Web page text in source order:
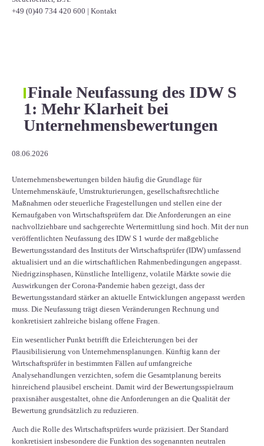
+49 (0)40 734 420 600 | Kontakt
Finale Neufassung des IDW S
1: Mehr Klarheit bei
Unternehmensbewertungen
08.06.2026
Unternehmensbewertungen bilden häufig die Grundlage für
Unternehmenskäufe, Umstrukturierungen, gesellschaftsrechtliche
Maßnahmen oder steuerliche Fragestellungen und stellen eine der
Kernaufgaben von Wirtschaftsprüfern dar. Die Anforderungen an eine
nachvollziehbare und sachgerechte Wertermittlung sind hoch. Mit der nun
veröffentlichten Neufassung des IDW S 1 wurde der maßgebliche
Bewertungsstandard des Instituts der Wirtschaftsprüfer (IDW) umfassend
aktualisiert und an die wirtschaftlichen Rahmenbedingungen angepasst.
Niedrigzinsphasen, Künstliche Intelligenz, volatile Märkte sowie die
Auswirkungen der Corona-Pandemie haben gezeigt, dass der
Bewertungsstandard stärker an aktuelle Entwicklungen angepasst werden
muss. Die Neufassung trägt diesen Veränderungen Rechnung und
konkretisiert zahlreiche bislang offene Fragen.
Ein wesentlicher Punkt betrifft die Erleichterungen bei der
Plausibilisierung von Unternehmensplanungen. Künftig kann der
Wirtschaftsprüfer in bestimmten Fällen auf umfangreiche
Analysehandlungen verzichten, sofern die Gesamtplanung bereits
hinreichend plausibel erscheint. Damit wird der Bewertungsspielraum
praxisnäher ausgestaltet, ohne die Anforderungen an die Qualität der
Bewertung grundsätzlich zu reduzieren.
Auch die Rolle des Wirtschaftsprüfers wurde präzisiert. Der Standard
konkretisiert insbesondere die Funktion des sogenannten neutralen